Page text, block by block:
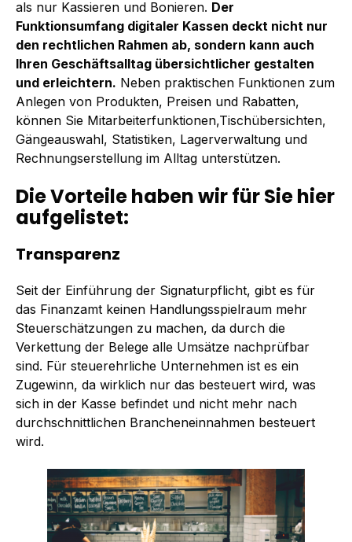
als nur Kassieren und Bonieren. Der
Funktionsumfang digitaler Kassen deckt nicht nur
den rechtlichen Rahmen ab, sondern kann auch
Ihren Geschäftsalltag übersichtlicher gestalten
und erleichtern. Neben praktischen Funktionen zum
Anlegen von Produkten, Preisen und Rabatten,
können Sie Mitarbeiterfunktionen,Tischübersichten,
Gängeauswahl, Statistiken, Lagerverwaltung und
Rechnungserstellung im Alltag unterstützen.
Die Vorteile haben wir für Sie hier
aufgelistet:
Transparenz
Seit der Einführung der Signaturpflicht, gibt es für
das Finanzamt keinen Handlungsspielraum mehr
Steuerschätzungen zu machen, da durch die
Verkettung der Belege alle Umsätze nachprüfbar
sind. Für steuerehrliche Unternehmen ist es ein
Zugewinn, da wirklich nur das besteuert wird, was
sich in der Kasse befindet und nicht mehr nach
durchschnittlichen Brancheneinnahmen besteuert
wird.